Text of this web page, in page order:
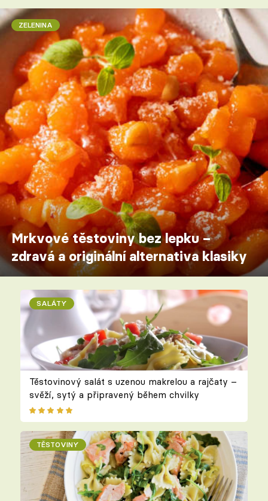
ZELENINA
Mrkvové těstoviny bez lepku –
zdravá a originální alternativa klasiky
SALÁTY
Těstovinový salát s uzenou makrelou a rajčaty –
svěží, sytý a připravený během chvilky
TĚSTOVINY